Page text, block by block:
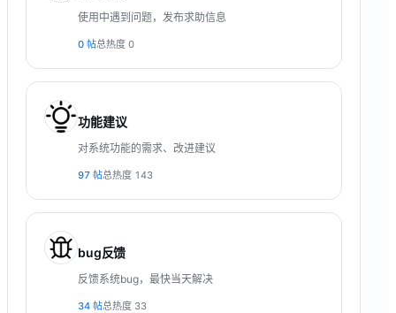
使用中遇到问题，发布求助信息
0 帖总热度 0
功能建议
对系统功能的需求、改进建议
97 帖总热度 143
bug反馈
反馈系统bug，最快当天解决
34 帖总热度 33